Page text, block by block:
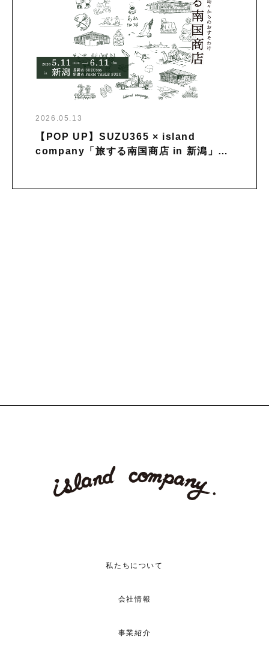
2026.05.13
【POP UP】SUZU365 × island
company「旅する南国商店 in 新潟」を
私たちについて
会社情報
事業紹介